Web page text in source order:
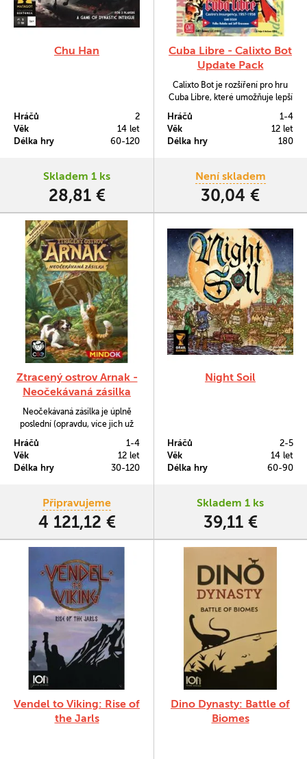
Chu Han
Hráčů
2
Věk
14 let
Délka hry
60-120
Skladem 1 ks
28,81 €
Cuba Libre - Calixto Bot
Update Pack
Calixto Bot je rozšíření pro hru
Cuba Libre, které umožňuje lepší
Hráčů
1-4
Věk
12 let
Délka hry
180
Není skladem
30,04 €
Ztracený ostrov Arnak -
Neočekávaná zásilka
Neočekávaná zásilka je úplně
poslední (opravdu, více jich už
Ztracený ostrov Arnak, které vám
do hry přinese zase o kousek víc
dobrodružství. Rozšíření
karet artefaktů (30) a předmětů
(20), 2 nové lokality a 1
aktualizovanou lokalitu.
Hráčů
1-4
Věk
12 let
Délka hry
30-120
Připravujeme
4 121,12 €
Night Soil
Hráčů
2-5
Věk
14 let
Délka hry
60-90
Skladem 1 ks
39,11 €
Vendel to Viking: Rise of
the Jarls
Dino Dynasty: Battle of
Biomes